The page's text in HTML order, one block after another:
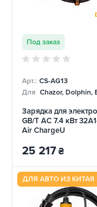
Под заказ
Арт.: CS-AG13
Для Chazor, Dolphin,
Зарядка для
GB/T AC 7.4 кВт
Air ChargeU
25 217 ₴
ДЛЯ АВТО ИЗ КИТАЯ